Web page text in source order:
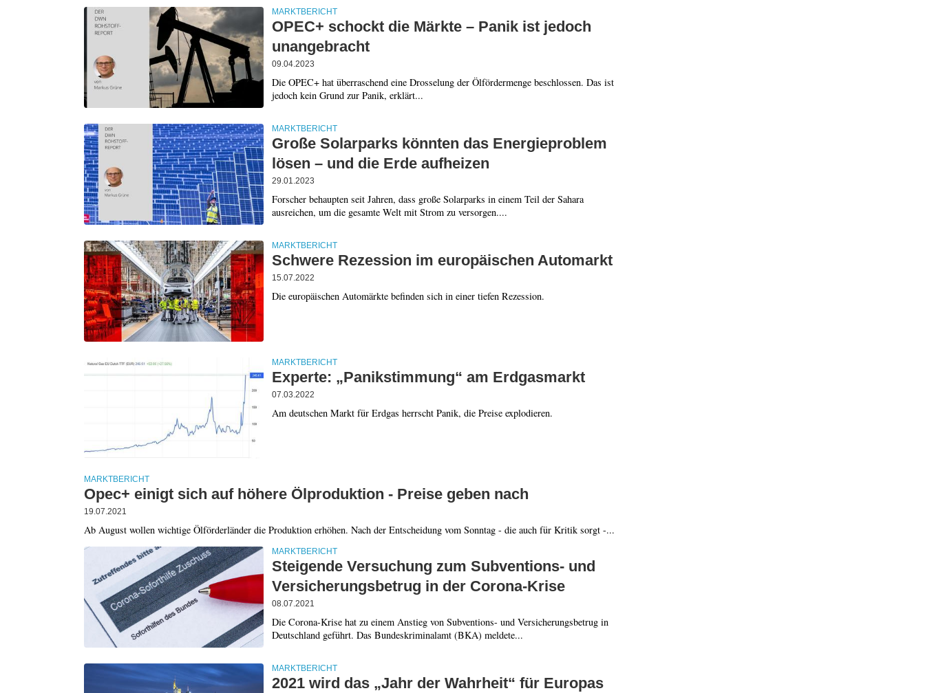
MARKTBERICHT
OPEC+ schockt die Märkte – Panik ist jedoch
unangebracht
09.04.2023
Die OPEC+ hat überraschend eine Drosselung der Ölfördermenge beschlossen. Das ist
jedoch kein Grund zur Panik, erklärt...
MARKTBERICHT
Große Solarparks könnten das Energieproblem
lösen – und die Erde aufheizen
29.01.2023
Forscher behaupten seit Jahren, dass große Solarparks in einem Teil der Sahara
ausreichen, um die gesamte Welt mit Strom zu versorgen....
MARKTBERICHT
Schwere Rezession im europäischen Automarkt
15.07.2022
Die europäischen Automärkte befinden sich in einer tiefen Rezession.
MARKTBERICHT
Experte: „Panikstimmung“ am Erdgasmarkt
07.03.2022
Am deutschen Markt für Erdgas herrscht Panik, die Preise explodieren.
MARKTBERICHT
Opec+ einigt sich auf höhere Ölproduktion - Preise geben nach
19.07.2021
Ab August wollen wichtige Ölförderländer die Produktion erhöhen. Nach der Entscheidung vom Sonntag - die auch für Kritik sorgt -...
MARKTBERICHT
Steigende Versuchung zum Subventions- und
Versicherungsbetrug in der Corona-Krise
08.07.2021
Die Corona-Krise hat zu einem Anstieg von Subventions- und Versicherungsbetrug in
Deutschland geführt. Das Bundeskriminalamt (BKA) meldete...
MARKTBERICHT
2021 wird das „Jahr der Wahrheit“ für Europas